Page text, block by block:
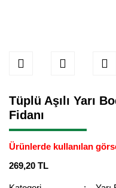
Tüplü Aşılı Yarı
Fidanı
Ürünlerde kullanılan
269,20 TL